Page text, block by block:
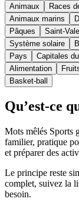
Animaux Races
Animaux marins
Pâques
Saint-
Système solaire
Pays
Capitales
Alimentation
Basket-ball
Qu’est-ce
Mots mêlés Sports
familier, pratique
et préparer des
Le principe reste
complet, suivez la
besoin.